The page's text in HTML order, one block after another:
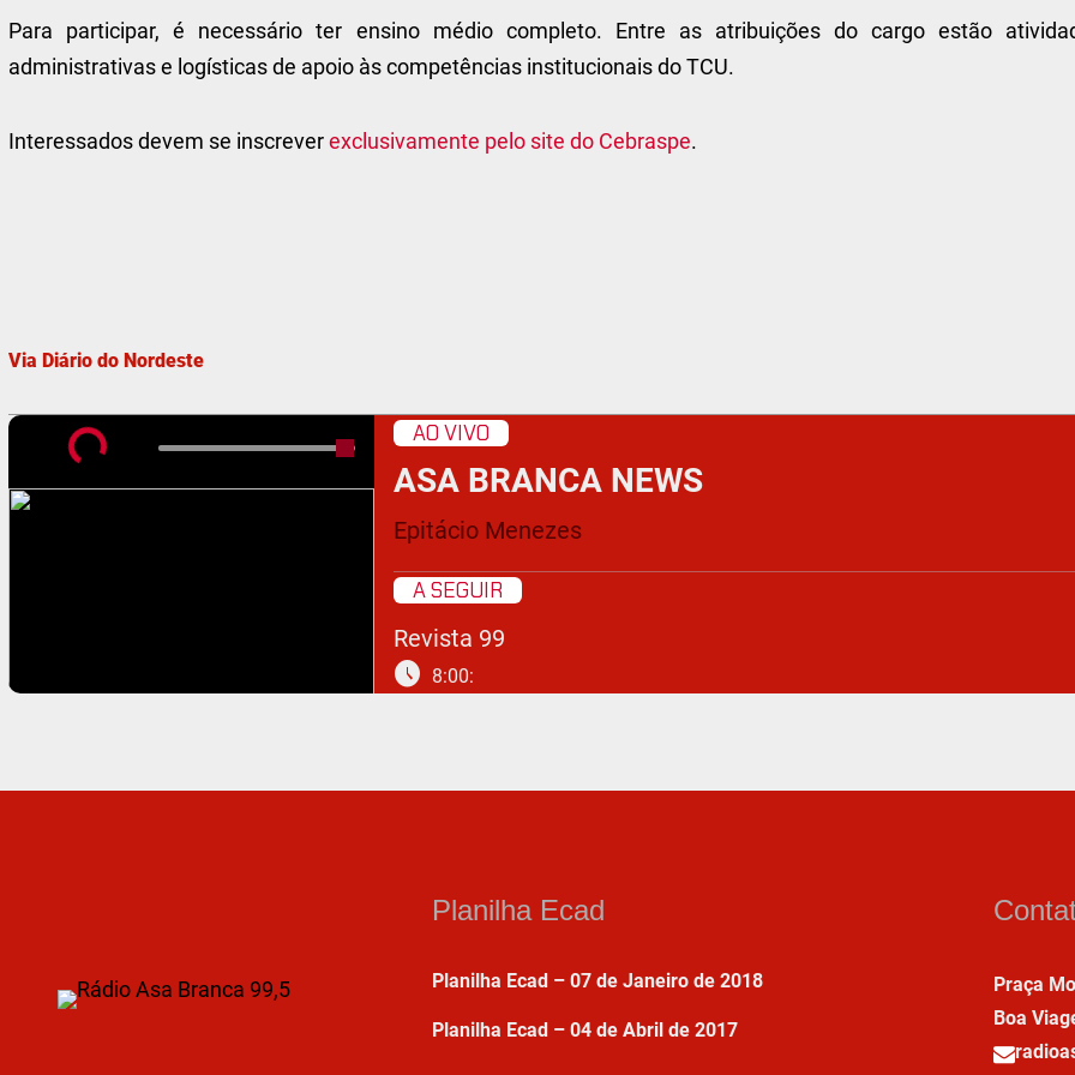
Para participar, é necessário ter ensino médio completo. Entre as atribuições do cargo estão
administrativas e logísticas de apoio às competências institucionais do TCU.
Interessados devem se inscreverexclusivamente pelo site do Cebraspe.
Via Diário do Nordeste
AO VIVO
ASA BRANCA NEWS
Epitácio Menezes
A SEGUIR
Revista 99
schedule 8:00:
Planilha Ecad
Planilha Ecad – 07 de Janeiro de 2018
Planilha Ecad – 04 de Abril de 2017
Praça
Boa